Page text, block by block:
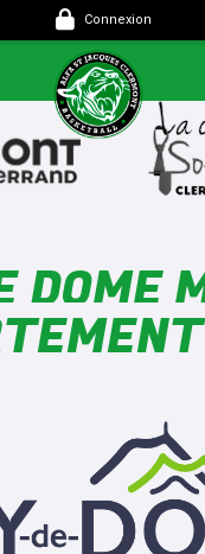
Connexion
DOME
cookies